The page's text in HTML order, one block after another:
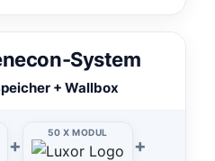
System
+ Wallbox
+
50 X MODUL
+